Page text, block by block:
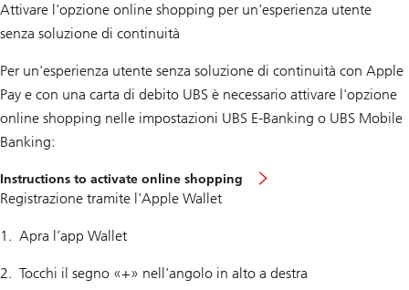
Attivare l'opzione online shopping per un'esperienza utente
senza soluzione di continuità
Per un'esperienza utente senza soluzione di continuità con Apple
Pay e con una carta di debito UBS è necessario attivare l'opzione
online shopping nelle impostazioni UBS E-Banking o UBS Mobile
Banking:
Instructions to activate online shopping
Registrazione tramite l'Apple Wallet
Apra l’app Wallet
Tocchi il segno «+» nell’angolo in alto a destra